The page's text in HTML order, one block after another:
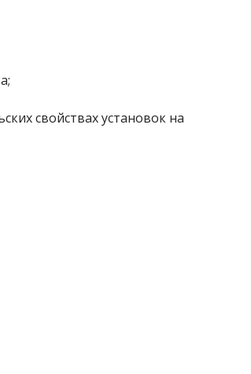
свойствах установок на